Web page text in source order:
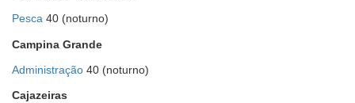
Pesca 40 (noturno)
Campina Grande
Administração 40 (noturno)
Cajazeiras